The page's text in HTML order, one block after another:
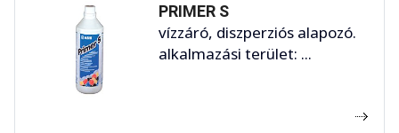
PRIMER S
vízzáró, diszperziós alapozó.
alkalmazási terület: ...